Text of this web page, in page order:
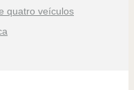
quatro veículos